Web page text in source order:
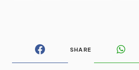
SHARE